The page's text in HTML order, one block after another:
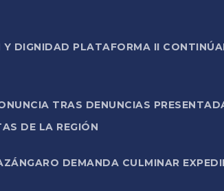
DIGNIDAD PLATAFORMA II
TRAS DENUNCIAS
DE LA REGIÓN
DEMANDA CULMINAR